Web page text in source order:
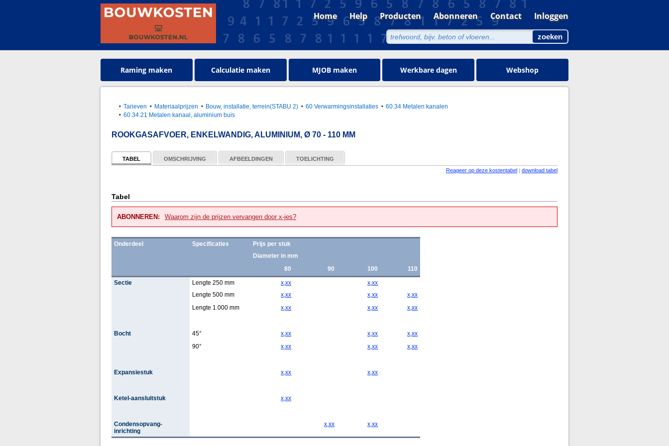
Home Help Producten Abonneren Contact Inloggen
Raming maken Calculatie maken MJOB maken Werkbare dagen Webshop
Tarieven Materiaalprijzen Bouw, installatie, terrein(STABU 2) 60 Verwarmingsinstallaties
60.34 Metalen kanalen
60.34.21 Metalen kanaal, aluminium buis
ROOKGASAFVOER, ENKELWANDIG, ALUMINIUM, Ø 70 - 110 MM
TABEL OMSCHRIJVING AFBEELDINGEN
TOELICHTING
Reageer op deze kostentabel | download tabel
Tabel
ABONNEREN: Waarom zijn de prijzen vervangen door x-jes?
Onderdeel Specificaties
Prijs per stuk
Diameter in mm
80
90 100
110
Sectie
Lengte 250 mm x,xx
x,xx
Lengte 500 mm
x,xx x,xx
x,xx
Lengte 1.000 mm
x,xx x,xx x,xx
Bocht 45° x,xx x,xx
x,xx
90°
x,xx x,xx x,xx
Expansiestuk x,xx x,xx
Ketel-aansluitstuk x,xx
Condensopvang-
inrichting
x,xx x,xx